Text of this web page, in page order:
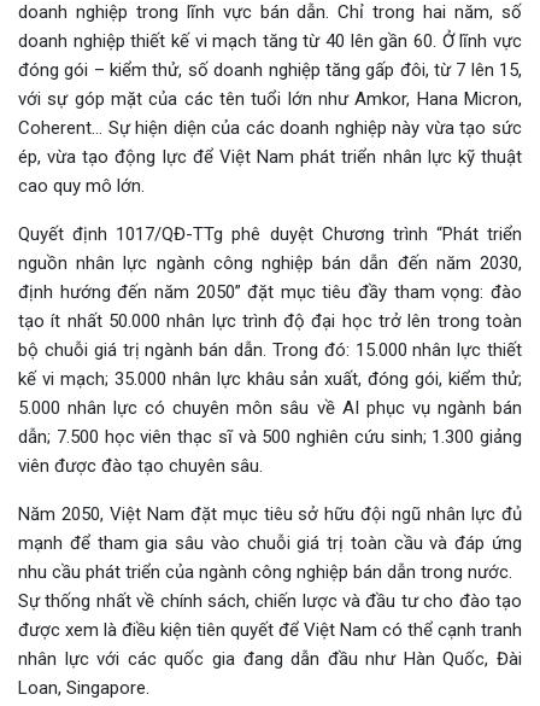
doanh nghiệp trong lĩnh vực bán dẫn. Chỉ trong hai năm, số
doanh nghiệp thiết kế vi mạch tăng từ 40 lên gần 60. Ở lĩnh vực
đóng gói – kiểm thử, số doanh nghiệp tăng gấp đôi, từ 7 lên 15,
với sự góp mặt của các tên tuổi lớn như Amkor, Hana Micron,
Coherent… Sự hiện diện của các doanh nghiệp này vừa tạo sức
ép, vừa tạo động lực để Việt Nam phát triển nhân lực kỹ thuật
cao quy mô lớn.
Quyết định 1017/QĐ-TTg phê duyệt Chương trình “Phát triển
nguồn nhân lực ngành công nghiệp bán dẫn đến năm 2030,
định hướng đến năm 2050” đặt mục tiêu đầy tham vọng: đào
tạo ít nhất 50.000 nhân lực trình độ đại học trở lên trong toàn
bộ chuỗi giá trị ngành bán dẫn. Trong đó: 15.000 nhân lực thiết
kế vi mạch; 35.000 nhân lực khâu sản xuất, đóng gói, kiểm thử;
5.000 nhân lực có chuyên môn sâu về AI phục vụ ngành bán
dẫn; 7.500 học viên thạc sĩ và 500 nghiên cứu sinh; 1.300 giảng
viên được đào tạo chuyên sâu.
Năm 2050, Việt Nam đặt mục tiêu sở hữu đội ngũ nhân lực đủ
mạnh để tham gia sâu vào chuỗi giá trị toàn cầu và đáp ứng
nhu cầu phát triển của ngành công nghiệp bán dẫn trong nước.
Sự thống nhất về chính sách, chiến lược và đầu tư cho đào tạo
được xem là điều kiện tiên quyết để Việt Nam có thể cạnh tranh
nhân lực với các quốc gia đang dẫn đầu như Hàn Quốc, Đài
Loan, Singapore.